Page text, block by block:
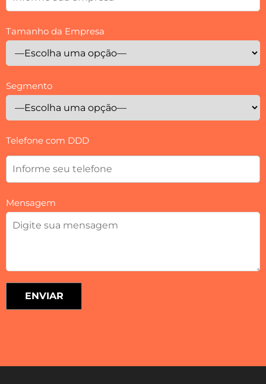
Tamanho da Empresa
Segmento
Telefone com DDD
Mensagem